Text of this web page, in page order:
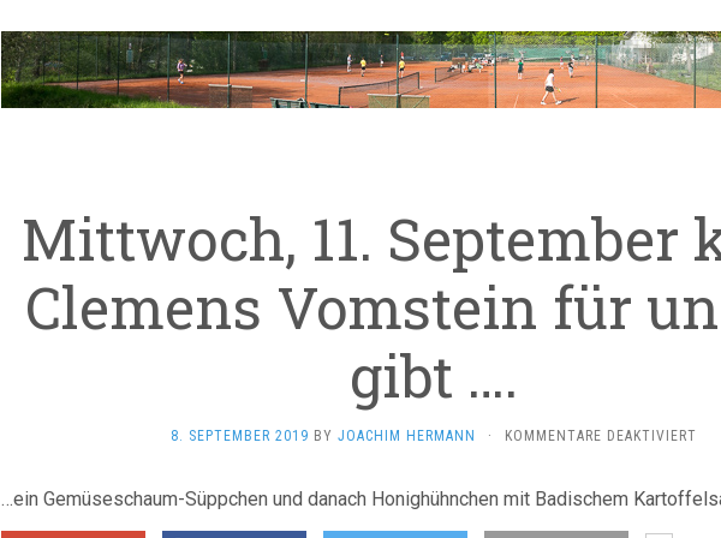
Mittwoch, 11. September
Clemens Vomstein für
gibt ….
8. SEPTEMBER 2019 BY JOACHIM HERMANN · KOMMENTARE DEAKTIVIERT
…ein Gemüseschaum-Süppchen und danach Honighühnchen mit Badischem